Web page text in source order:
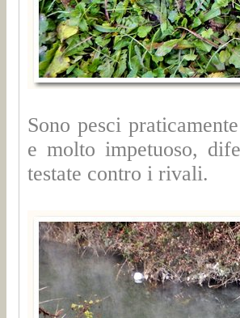
Sono pesci
e molto impetuoso,
testate contro i rivali.